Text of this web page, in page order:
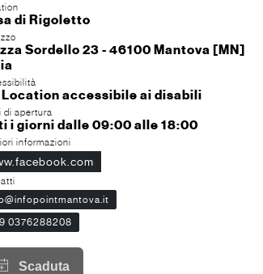
di Rigoletto
Sordello 23 - 46100 Mantova [MN]
Location accessibile ai disabili
di apertura
i giorni dalle 09:00 alle 18:00
informazioni
0376288208